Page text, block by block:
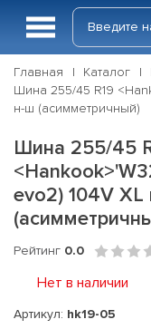
Главная Каталог
Шина 255/45 R19
н-ш (асимметричный)
Шина 255/45
evo2) 104V
Рейтинг 0.0
Нет в наличии
Артикул: hk19-05